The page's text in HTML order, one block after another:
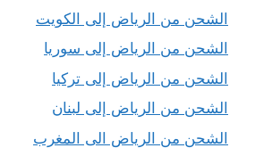
الشحن من الرياض إلى الكويت
الشحن من الرياض إلى سوريا
الشحن من الرياض إلى تركيا
الشحن من الرياض إلى لبنان
الشحن من الرياض الى المغرب